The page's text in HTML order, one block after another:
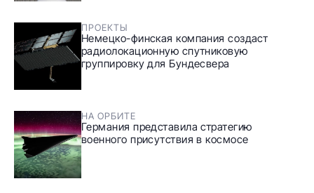
ПРОЕКТЫ
Немецко-финская компания создаст
радиолокационную спутниковую
группировку для Бундесвера
НА ОРБИТЕ
Германия представила стратегию
военного присутствия в космосе